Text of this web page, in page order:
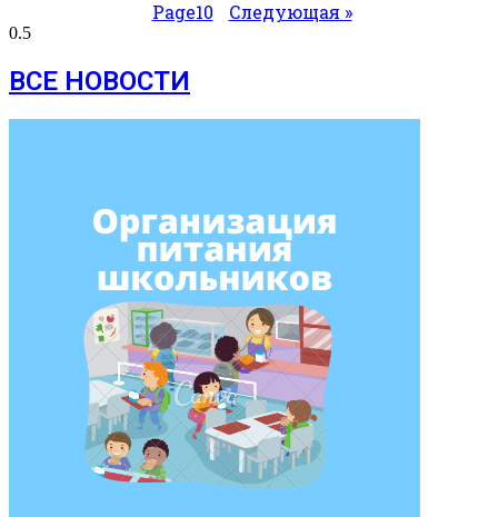
Page10 Следующая »
ВСЕ НОВОСТИ